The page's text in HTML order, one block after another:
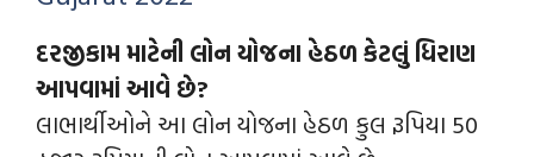
દરજીકામ માટેની લોન યોજના હેઠળ કેટલું ધિરાણ
આપવામાં આવે છે?
લાભાર્થીઓને આ લોન યોજના હેઠળ કુલ રૂપિયા 50